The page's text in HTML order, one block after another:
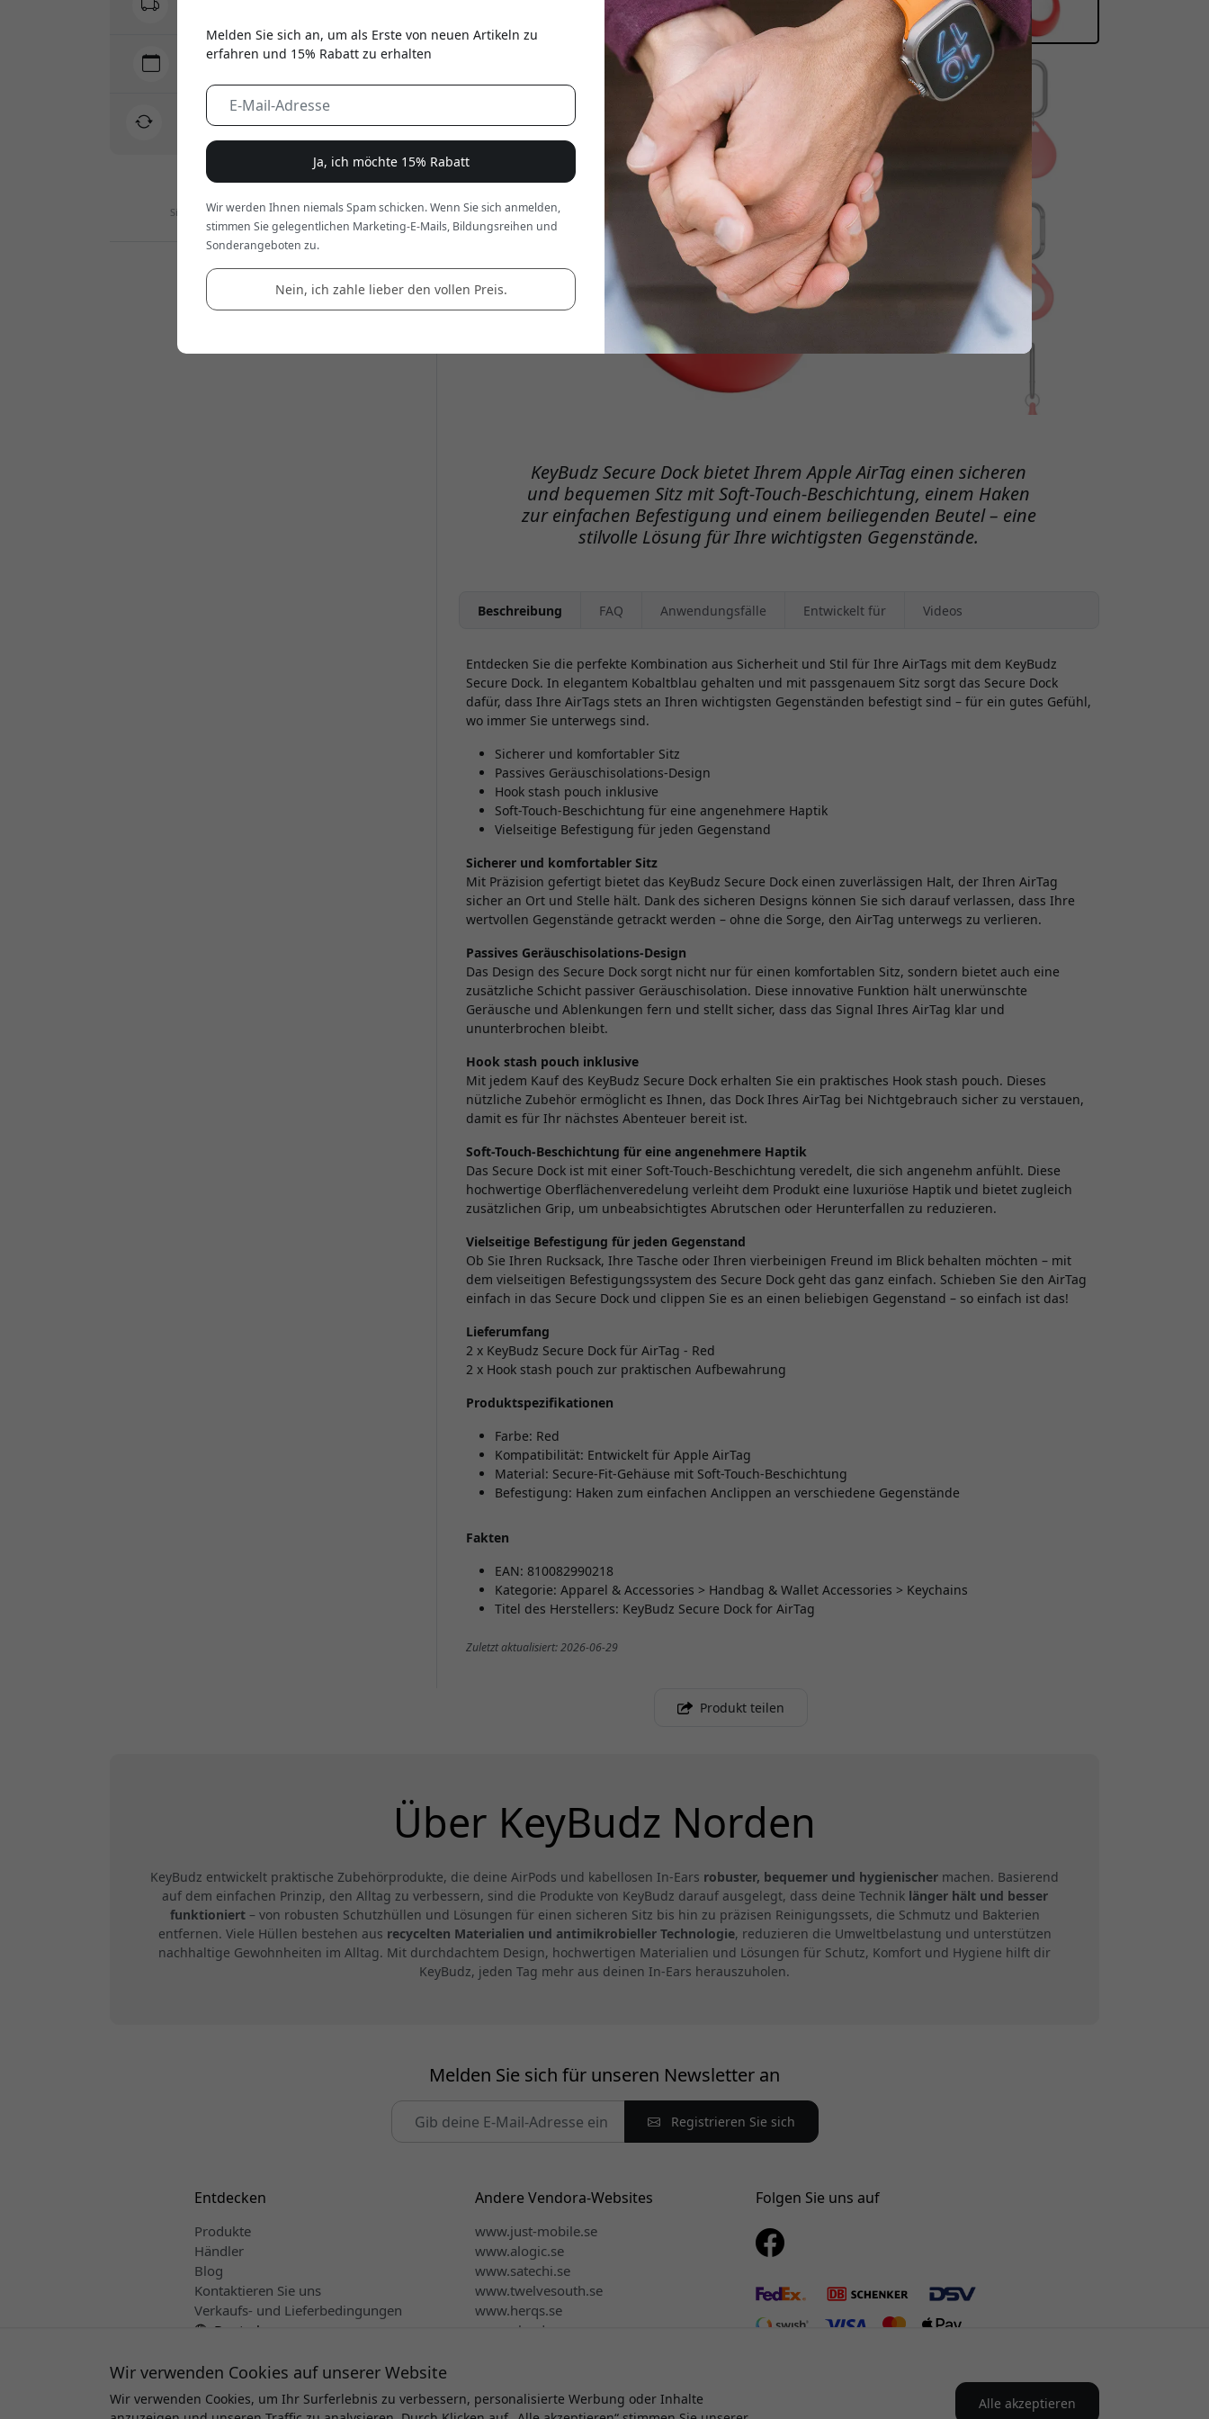
KeyBudz Secure Dock bietet Ihrem Apple AirTag einen sicheren
und bequemen Sitz mit Soft-Touch-Beschichtung, einem Haken
zur einfachen Befestigung und einem beiliegenden Beutel – eine
stilvolle Lösung für Ihre wichtigsten Gegenstände.
Beschreibung FAQ Anwendungsfälle Entwickelt für Videos
Entdecken Sie die perfekte Kombination aus Sicherheit und Stil für Ihre AirTags mit dem KeyBudz
Secure Dock. In elegantem Kobaltblau gehalten und mit passgenauem Sitz sorgt das Secure Dock
dafür, dass Ihre AirTags stets an Ihren wichtigsten Gegenständen befestigt sind – für ein gutes Gefühl,
wo immer Sie unterwegs sind.
Sicherer und komfortabler Sitz
Passives Geräuschisolations-Design
Hook stash pouch inklusive
Soft-Touch-Beschichtung für eine angenehmere Haptik
Vielseitige Befestigung für jeden Gegenstand
Sicherer und komfortabler Sitz
Mit Präzision gefertigt bietet das KeyBudz Secure Dock einen zuverlässigen Halt, der Ihren AirTag
sicher an Ort und Stelle hält. Dank des sicheren Designs können Sie sich darauf verlassen, dass Ihre
wertvollen Gegenstände getrackt werden – ohne die Sorge, den AirTag unterwegs zu verlieren.
Passives Geräuschisolations-Design
Das Design des Secure Dock sorgt nicht nur für einen komfortablen Sitz, sondern bietet auch eine
zusätzliche Schicht passiver Geräuschisolation. Diese innovative Funktion hält unerwünschte
Geräusche und Ablenkungen fern und stellt sicher, dass das Signal Ihres AirTag klar und
ununterbrochen bleibt.
Hook stash pouch inklusive
Mit jedem Kauf des KeyBudz Secure Dock erhalten Sie ein praktisches Hook stash pouch. Dieses
nützliche Zubehör ermöglicht es Ihnen, das Dock Ihres AirTag bei Nichtgebrauch sicher zu verstauen,
damit es für Ihr nächstes Abenteuer bereit ist.
Soft-Touch-Beschichtung für eine angenehmere Haptik
Das Secure Dock ist mit einer Soft-Touch-Beschichtung veredelt, die sich angenehm anfühlt. Diese
hochwertige Oberflächenveredelung verleiht dem Produkt eine luxuriöse Haptik und bietet zugleich
zusätzlichen Grip, um unbeabsichtigtes Abrutschen oder Herunterfallen zu reduzieren.
Vielseitige Befestigung für jeden Gegenstand
Ob Sie Ihren Rucksack, Ihre Tasche oder Ihren vierbeinigen Freund im Blick behalten möchten – mit
dem vielseitigen Befestigungssystem des Secure Dock geht das ganz einfach. Schieben Sie den AirTag
einfach in das Secure Dock und clippen Sie es an einen beliebigen Gegenstand – so einfach ist das!
Lieferumfang
2 x KeyBudz Secure Dock für AirTag - Red
2 x Hook stash pouch zur praktischen Aufbewahrung
Produktspezifikationen
Farbe: Red
Kompatibilität: Entwickelt für Apple AirTag
Material: Secure-Fit-Gehäuse mit Soft-Touch-Beschichtung
Befestigung: Haken zum einfachen Anclippen an verschiedene Gegenstände
Fakten
EAN: 810082990218
Kategorie: Apparel & Accessories > Handbag & Wallet Accessories > Keychains
Titel des Herstellers: KeyBudz Secure Dock for AirTag
Zuletzt aktualisiert: 2026-06-29
Lieferung 10-12 August
30-tägiges Rückgaberecht
Einfache Rücksendung - ganz ohne Aufwand
Sichere Zahlungen mit Verschlüsselung
Händler :
Produkt teilen
Über KeyBudz Norden
KeyBudz entwickelt praktische Zubehörprodukte, die deine AirPods und kabellosen In-Ears robuster, bequemer und hygienischer machen. Basierend
auf dem einfachen Prinzip, den Alltag zu verbessern, sind die Produkte von KeyBudz darauf ausgelegt, dass deine Technik länger hält und besser
funktioniert– von robusten Schutzhüllen und Lösungen für einen sicheren Sitz bis hin zu präzisen Reinigungssets, die Schmutz und Bakterien
entfernen. Viele Hüllen bestehen aus recycelten Materialien und antimikrobieller Technologie, reduzieren die Umweltbelastung und unterstützen
nachhaltige Gewohnheiten im Alltag. Mit durchdachtem Design, hochwertigen Materialien und Lösungen für Schutz, Komfort und Hygiene hilft dir
KeyBudz, jeden Tag mehr aus deinen In-Ears herauszuholen.
Melden Sie sich für unseren Newsletter an
Registrieren Sie sich
Entdecken
Produkte
Händler
Blog
Kontaktieren Sie uns
Verkaufs- und Lieferbedingungen
Deutsch
Andere Vendora-Websites
www.just-mobile.se
www.alogic.se
www.satechi.se
www.twelvesouth.se
www.herqs.se
www.plaud.se
Folgen Sie uns auf
Wir verwenden Cookies auf unserer Website
Wir verwenden Cookies, um Ihr Surferlebnis zu verbessern, personalisierte Werbung oder Inhalte
Alle akzeptieren
Melden Sie sich an, um als Erste von neuen Artikeln zu
erfahren und 15% Rabatt zu erhalten
Ja, ich möchte 15% Rabatt
Wir werden Ihnen niemals Spam schicken. Wenn Sie sich anmelden,
stimmen Sie gelegentlichen Marketing-E-Mails, Bildungsreihen und
Sonderangeboten zu.
Nein, ich zahle lieber den vollen Preis.
erhalten.